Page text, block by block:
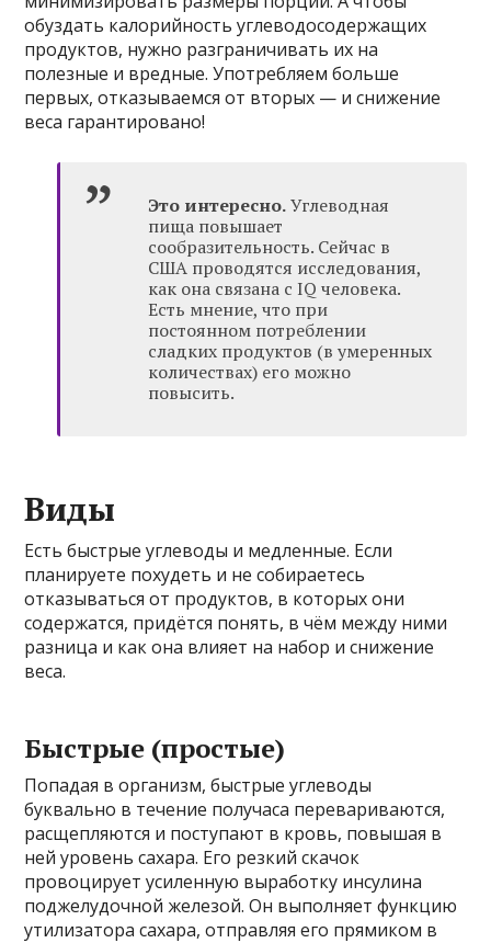
обуздать калорийность углеводосодержащих
продуктов, нужно разграничивать их на
полезные и вредные. Употребляем больше
первых, отказываемся от вторых — и снижение
веса гарантировано!
Это интересно.Углеводная
пища повышает
сообразительность. Сейчас в
США проводятся исследования,
как она связана с IQ человека.
Есть мнение, что при
постоянном потреблении
сладких продуктов (в умеренных
количествах) его можно
повысить.
Виды
Есть быстрые углеводы и медленные. Если
планируете похудеть и не собираетесь
отказываться от продуктов, в которых они
содержатся, придётся понять, в чём между ними
разница и как она влияет на набор и снижение
веса.
Быстрые (простые)
Попадая в организм, быстрые углеводы
буквально в течение получаса перевариваются,
расщепляются и поступают в кровь, повышая в
ней уровень сахара. Его резкий скачок
провоцирует усиленную выработку инсулина
поджелудочной железой. Он выполняет функцию
утилизатора сахара, отправляя его прямиком в